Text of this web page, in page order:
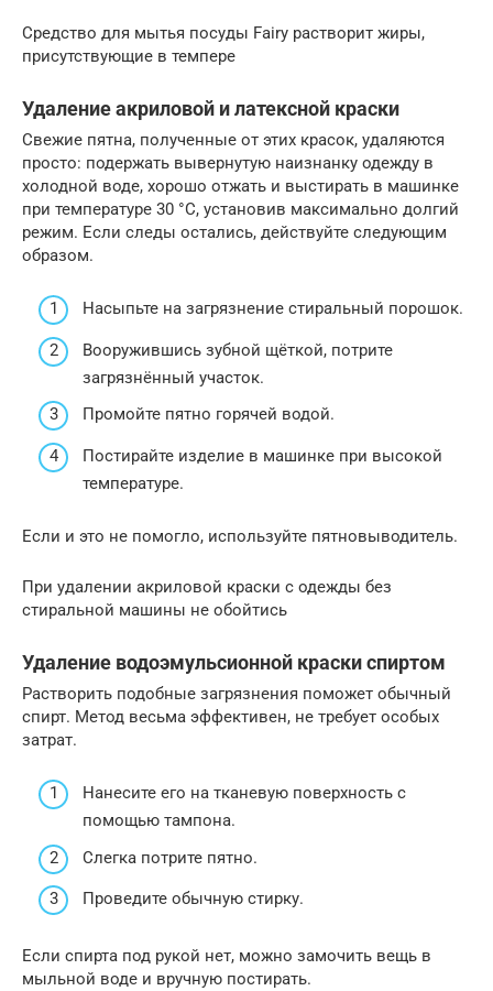
Средство для мытья посуды Fairy растворит жиры,
присутствующие в темпере
Удаление акриловой и латексной краски
Свежие пятна, полученные от этих красок, удаляются
просто: подержать вывернутую наизнанку одежду в
холодной воде, хорошо отжать и выстирать в машинке
при температуре 30 °C, установив максимально долгий
режим. Если следы остались, действуйте следующим
образом.
Насыпьте на загрязнение стиральный порошок.
Вооружившись зубной щёткой, потрите
загрязнённый участок.
Промойте пятно горячей водой.
Постирайте изделие в машинке при высокой
температуре.
Если и это не помогло, используйте пятновыводитель.
При удалении акриловой краски с одежды без
стиральной машины не обойтись
Удаление водоэмульсионной краски спиртом
Растворить подобные загрязнения поможет обычный
спирт. Метод весьма эффективен, не требует особых
затрат.
Нанесите его на тканевую поверхность с
помощью тампона.
Слегка потрите пятно.
Проведите обычную стирку.
Если спирта под рукой нет, можно замочить вещь в
мыльной воде и вручную постирать.